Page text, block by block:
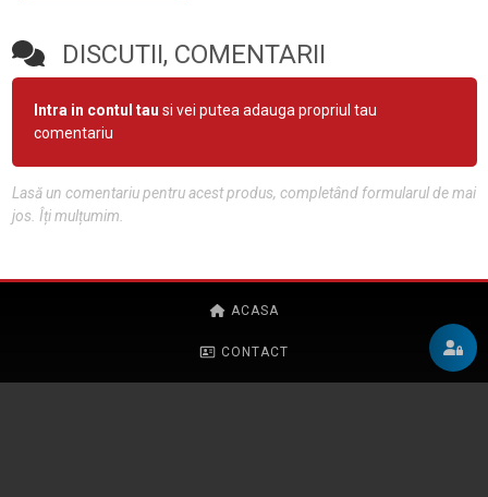
DISCUTII, COMENTARII
Intra in contul tau si vei putea adauga propriul tau
comentariu
Lasă un comentariu pentru acest produs, completând formularul de mai
jos. Îți mulțumim.
ACASA
CONTACT